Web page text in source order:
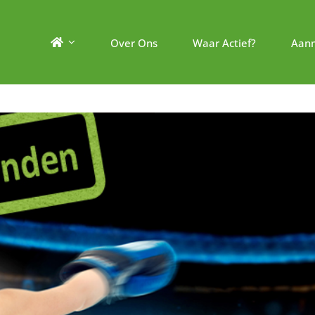
Over Ons Waar Actief?